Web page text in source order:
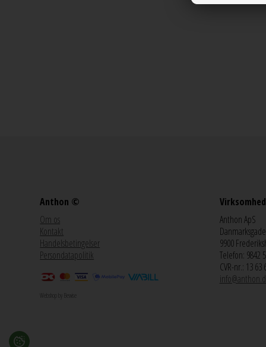
Anthon ©
Om os
Kontakt
Handelsbetingelser
Persondatapolitik
Webshop by Bewise
Anthon ApS
9900
Telefon: 9842
CVR-nr.: 13 63